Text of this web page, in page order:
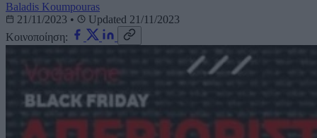
Baladis Koumpouras
21/11/2023 •
Updated 21/11/2023
Κοινοποίηση: